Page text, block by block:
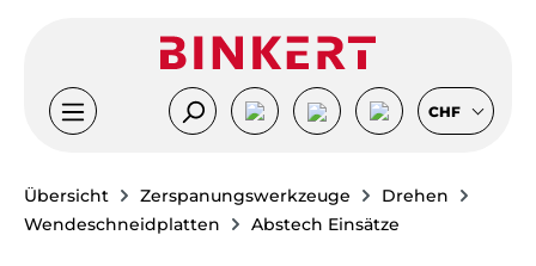
CHF
Übersicht Zerspanungswerkzeuge
Drehen
Wendeschneidplatten
Abstech Einsätze